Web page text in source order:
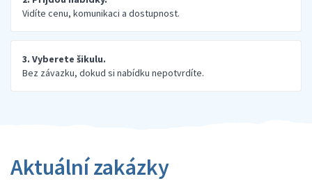
Vidíte cenu, komunikaci a dostupnost.
3. Vyberete šikulu.
Bez závazku, dokud si nabídku nepotvrdíte.
Aktuální zakázky